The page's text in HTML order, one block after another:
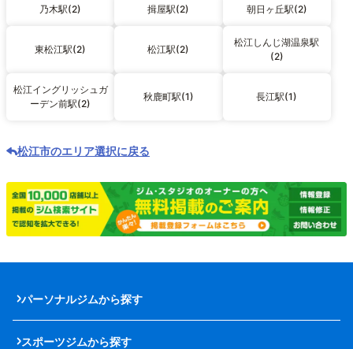
乃木駅(2) 揖屋駅(2) 朝日ヶ丘駅(2)
東松江駅(2) 松江駅(2)
松江しんじ湖温泉駅
(2)
松江イングリッシュガ
ーデン前駅(2)
秋鹿町駅(1) 長江駅(1)
松江市のエリア選択に戻る
パーソナルジムから探す
スポーツジムから探す